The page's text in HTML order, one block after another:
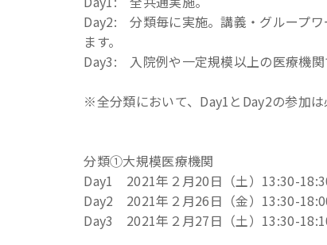
Day2: 分類毎に実施。講義・グループ
ます。
Day3: 入院例や一定規模以上の医療機関
※全分類において、Day1とDay2の参加は
分類①大規模医療機関
Day1 2021年２月20日（土）13:30-
Day2 2021年２月26日（金）13:30-
Day3 2021年２月27日（土）13:30-